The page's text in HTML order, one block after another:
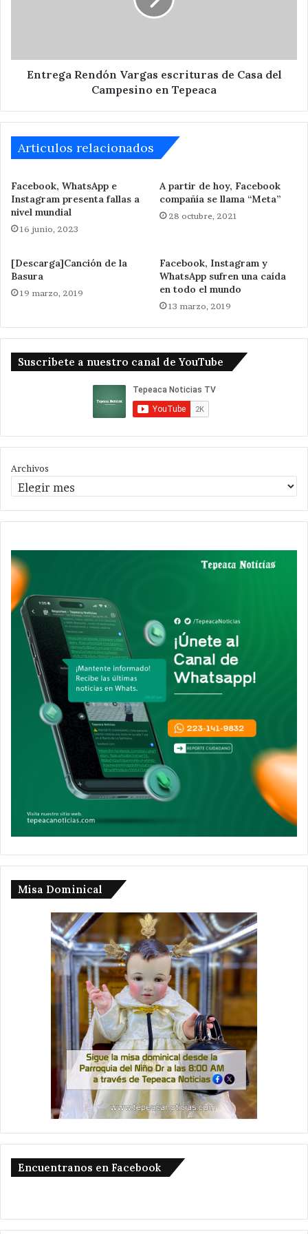
en
Tepeaca
Entrega Rendón Vargas escrituras de Casa del
Campesino en Tepeaca
Articulos relacionados
Facebook, WhatsApp e
Instagram presenta fallas a
nivel mundial
16 junio, 2023
A partir de hoy, Facebook
compañía se llama “Meta”
28 octubre, 2021
[Descarga]Canción de la
Basura
19 marzo, 2019
Facebook, Instagram y
WhatsApp sufren una caída
en todo el mundo
13 marzo, 2019
Suscribete a nuestro canal de YouTube
Archivos
Misa Dominical
Encuentranos en Facebook